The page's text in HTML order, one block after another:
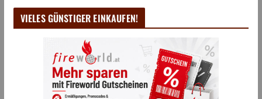
VIELES GÜNSTIGER EINKAUFEN!